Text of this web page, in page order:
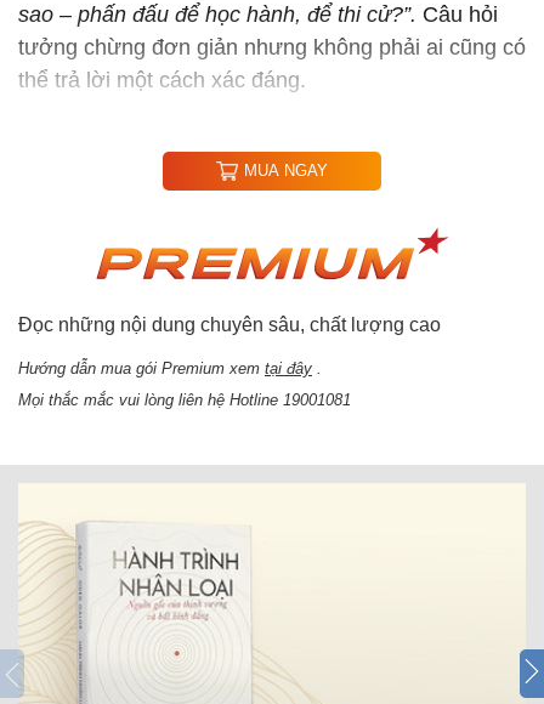
sao – phấn đấu để học hành, để thi cử?”. Câu hỏi
tưởng chừng đơn giản nhưng không phải ai cũng có
thể trả lời một cách xác đáng.
MUA NGAY
Đọc những nội dung chuyên sâu, chất lượng cao
Hướng dẫn mua gói Premium xem tại đây .
Mọi thắc mắc vui lòng liên hệ Hotline 19001081